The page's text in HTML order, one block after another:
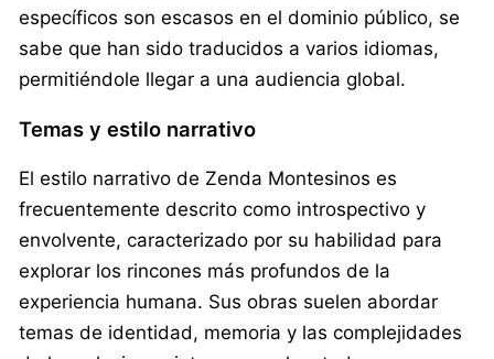
específicos son escasos en el dominio público, se
sabe que han sido traducidos a varios idiomas,
permitiéndole llegar a una audiencia global.
Temas y estilo narrativo
El estilo narrativo de Zenda Montesinos es
frecuentemente descrito como introspectivo y
envolvente, caracterizado por su habilidad para
explorar los rincones más profundos de la
experiencia humana. Sus obras suelen abordar
temas de identidad, memoria y las complejidades